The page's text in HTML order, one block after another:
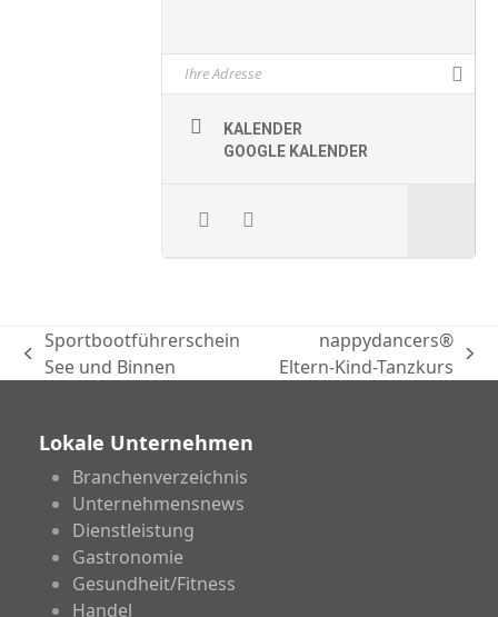
KALENDER
GOOGLE KALENDER
vorheriger
Sportbootführerschein
See und Binnen
Nächster
nappydancers®
Eltern-Kind-Tanzkurs
Lokale Unternehmen
Branchenverzeichnis
Unternehmensnews
Dienstleistung
Gastronomie
Gesundheit/Fitness
Handel